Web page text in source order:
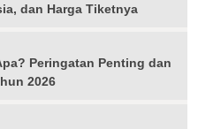
dan Harga Tiketnya
Peringatan Penting dan
2026